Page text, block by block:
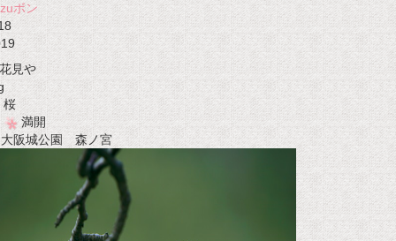
ボン
見や
桜
満開
阪城公園 森ノ宮